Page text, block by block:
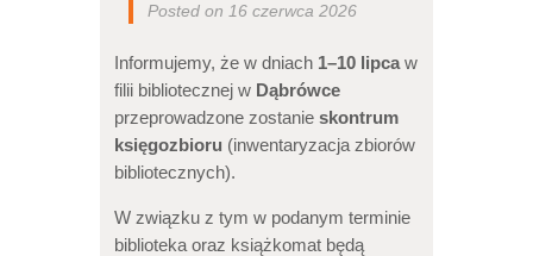
Posted on 16 czerwca 2026
Informujemy, że w dniach 1–10 lipcaw
filii bibliotecznej w Dąbrówce
przeprowadzone zostanie skontrum
księgozbioru (inwentaryzacja zbiorów
bibliotecznych).
W związku z tym w podanym terminie
biblioteka oraz książkomat będą